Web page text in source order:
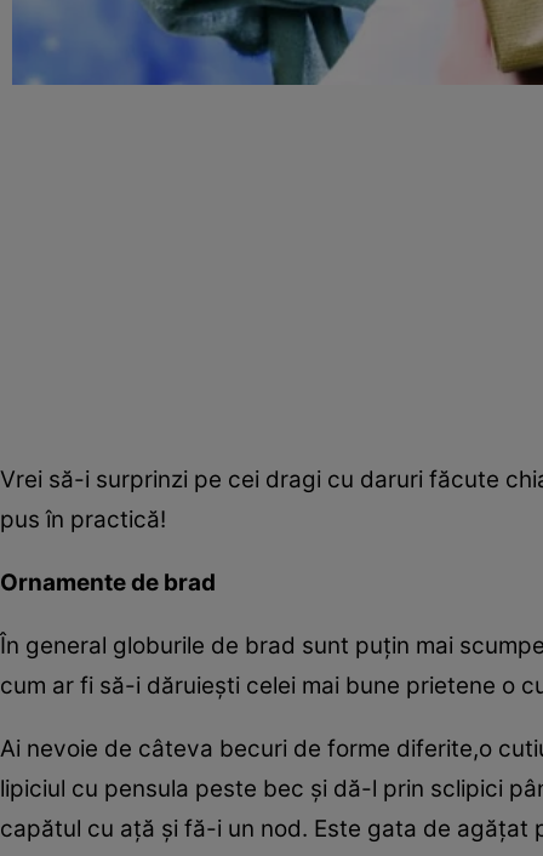
Vrei să-i surprinzi pe cei dragi cu daruri făcute
pus în practică!
Ornamente de brad
În general globurile de brad sunt puţin mai
cum ar fi să-i dăruieşti celei mai bune prietene o
Ai nevoie de câteva becuri de forme diferite,o
lipiciul cu pensula peste bec şi dă-l prin sclipici
capătul cu aţă şi fă-i un nod. Este gata de agăţat